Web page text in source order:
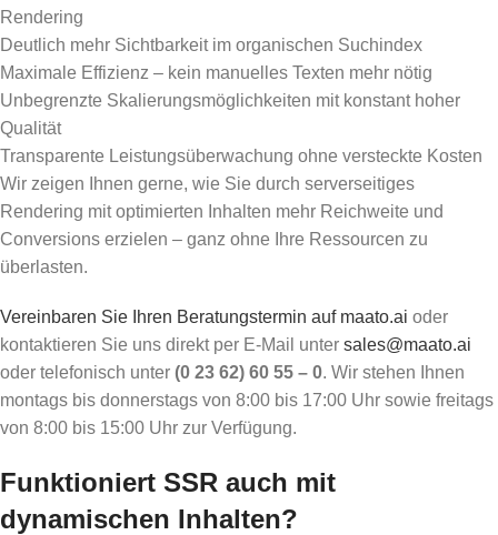
Rendering
Deutlich mehr Sichtbarkeit im organischen Suchindex
Maximale Effizienz – kein manuelles Texten mehr nötig
Unbegrenzte Skalierungsmöglichkeiten mit konstant hoher
Qualität
Transparente Leistungsüberwachung ohne versteckte Kosten
Wir zeigen Ihnen gerne, wie Sie durch serverseitiges
Rendering mit optimierten Inhalten mehr Reichweite und
Conversions erzielen – ganz ohne Ihre Ressourcen zu
überlasten.
Vereinbaren Sie Ihren Beratungstermin auf maato.ai oder
kontaktieren Sie uns direkt per E-Mail unter sales@maato.ai
oder telefonisch unter (0 23 62) 60 55 – 0. Wir stehen Ihnen
montags bis donnerstags von 8:00 bis 17:00 Uhr sowie freitags
von 8:00 bis 15:00 Uhr zur Verfügung.
Funktioniert SSR auch mit
dynamischen Inhalten?